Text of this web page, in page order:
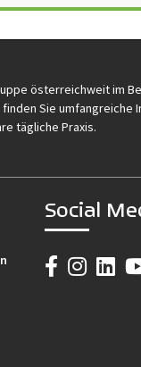
österreichweit im
Sie umfangreiche
tägliche Praxis.
Social